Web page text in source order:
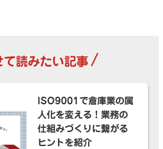
て読みたい記事 /
ISO9001で倉庫業の属
人化を変える！業務の
仕組みづくりに繋がる
ヒントを紹介